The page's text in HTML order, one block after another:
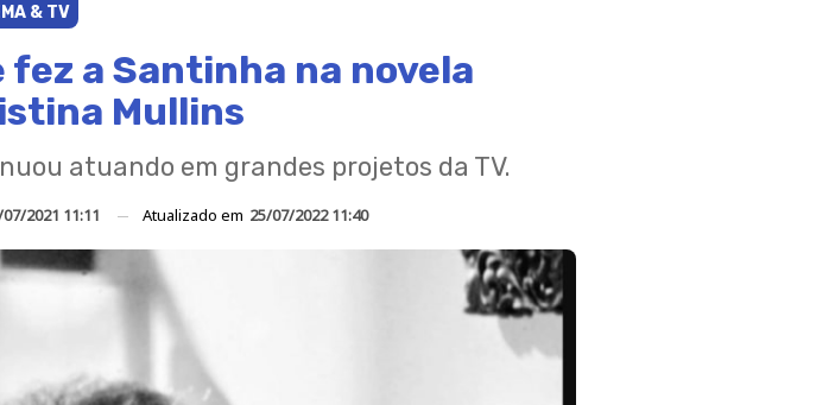
& TV
a Santinha na novela
Mullins
atuando em grandes projetos da TV.
2021 11:11 Atualizado em 25/07/2022 11:40